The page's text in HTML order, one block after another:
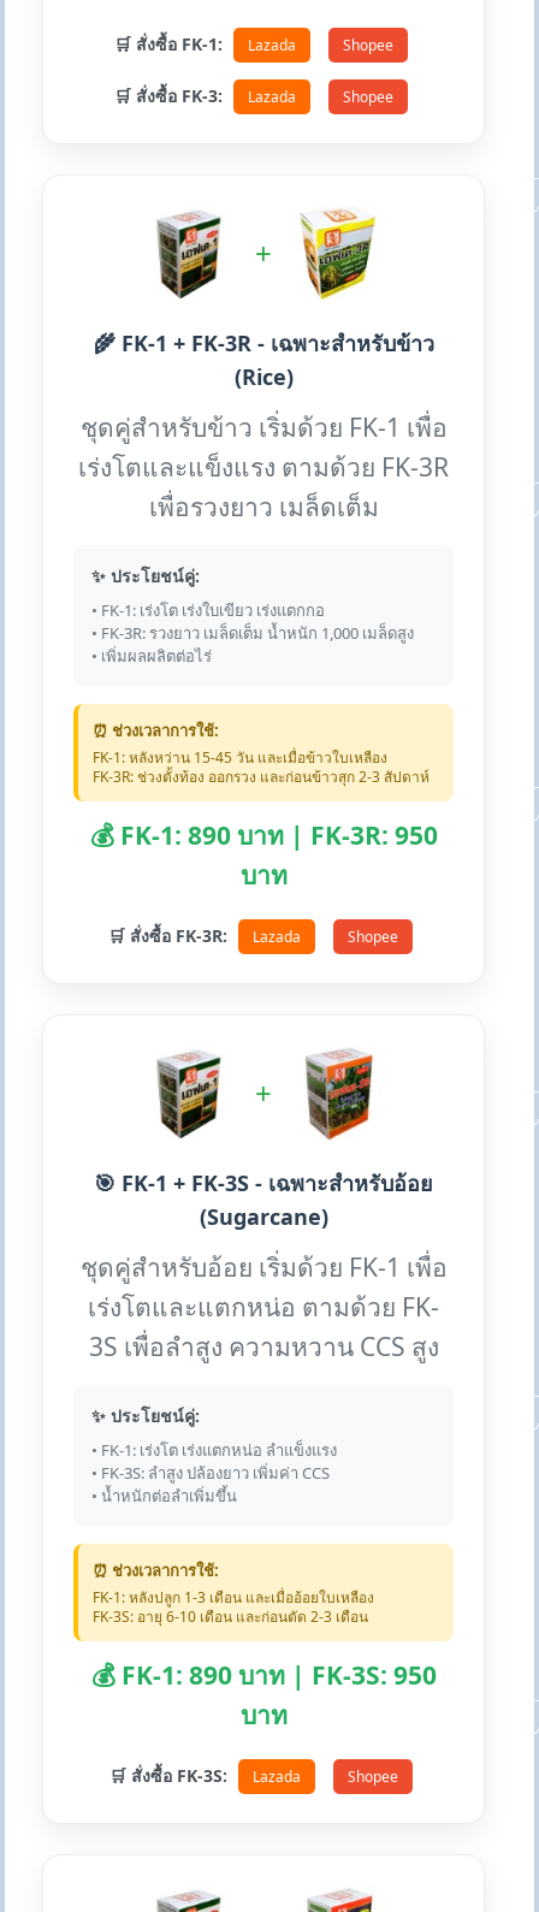
🛒 สั่งซื้อ FK-1: Lazada Shopee
🛒 สั่งซื้อ FK-3: Lazada Shopee
+
🌾 FK-1 + FK-3R - เฉพาะสำหรับข้าว
(Rice)
ชุดคู่สำหรับข้าว เริ่มด้วย FK-1 เพื่อ
เร่งโตและแข็งแรง ตามด้วย FK-3R
เพื่อรวงยาว เมล็ดเต็ม
✨ ประโยชน์คู่:
• FK-1: เร่งโต เร่งใบเขียว เร่งแตกกอ
• FK-3R: รวงยาว เมล็ดเต็ม น้ำหนัก 1,000 เมล็ดสูง
• เพิ่มผลผลิตต่อไร่
⏰ ช่วงเวลาการใช้:
FK-1: หลังหว่าน 15-45 วัน และเมื่อข้าวใบเหลือง
FK-3R: ช่วงตั้งท้อง ออกรวง และก่อนข้าวสุก 2-3 สัปดาห์
💰 FK-1: 890 บาท | FK-3R: 950
บาท
🛒 สั่งซื้อ FK-3R: Lazada Shopee
+
🎯 FK-1 + FK-3S - เฉพาะสำหรับอ้อย
(Sugarcane)
ชุดคู่สำหรับอ้อย เริ่มด้วย FK-1 เพื่อ
เร่งโตและแตกหน่อ ตามด้วย FK-
3S เพื่อลำสูง ความหวาน CCS สูง
✨ ประโยชน์คู่:
• FK-1: เร่งโต เร่งแตกหน่อ ลำแข็งแรง
• FK-3S: ลำสูง ปล้องยาว เพิ่มค่า CCS
• น้ำหนักต่อลำเพิ่มขึ้น
⏰ ช่วงเวลาการใช้:
FK-1: หลังปลูก 1-3 เดือน และเมื่ออ้อยใบเหลือง
FK-3S: อายุ 6-10 เดือน และก่อนตัด 2-3 เดือน
💰 FK-1: 890 บาท | FK-3S: 950
บาท
🛒 สั่งซื้อ FK-3S: Lazada Shopee